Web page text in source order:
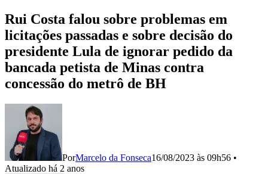
Rui Costa falou sobre problemas em
licitações passadas e sobre decisão do
presidente Lula de ignorar pedido da
bancada petista de Minas contra
concessão do metrô de BH
PorMarcelo da Fonseca16/08/2023 às 09h56 •
Atualizado há 2 anos